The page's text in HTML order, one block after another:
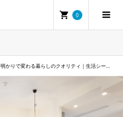
0
明かりで変わる暮らしのクオリティ｜生活シーンに最適な照明選びのポイントを解説